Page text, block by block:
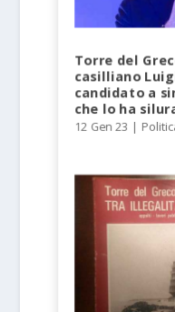
Torre del
casilliano
candidato a
che lo ha
12 Gen 23 |